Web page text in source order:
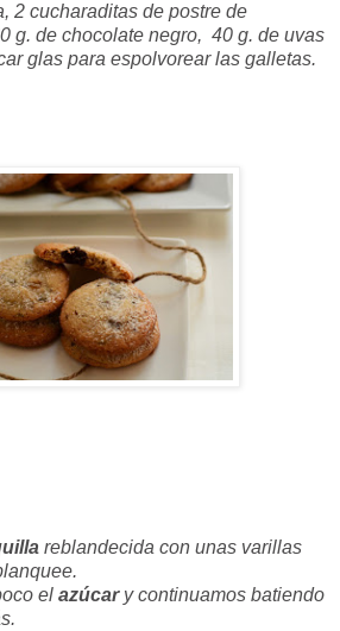
2 cucharaditas de postre de
g. de chocolate negro, 40 g. de uvas
glas para espolvorear las galletas.
reblandecida con unas varillas
el azúcar y continuamos batiendo